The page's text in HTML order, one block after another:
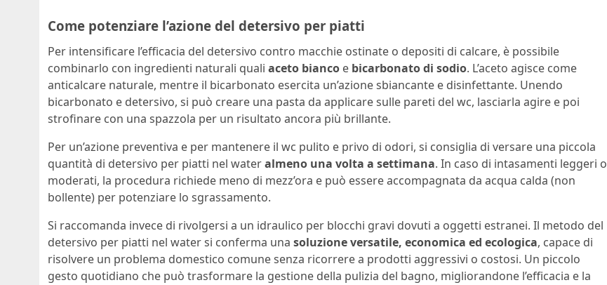
Come potenziare l’azione del detersivo per piatti
Per intensificare l’efficacia del detersivo contro macchie ostinate o depositi di calcare, è possibile
combinarlo con ingredienti naturali quali aceto bianco e bicarbonato di sodio. L’aceto agisce come
anticalcare naturale, mentre il bicarbonato esercita un’azione sbiancante e disinfettante. Unendo
bicarbonato e detersivo, si può creare una pasta da applicare sulle pareti del wc, lasciarla agire e poi
strofinare con una spazzola per un risultato ancora più brillante.
Per un’azione preventiva e per mantenere il wc pulito e privo di odori, si consiglia di versare una piccola
quantità di detersivo per piatti nel wateralmeno una volta a settimana. In caso di intasamenti leggeri o
moderati, la procedura richiede meno di mezz’ora e può essere accompagnata da acqua calda (non
bollente) per potenziare lo sgrassamento.
Si raccomanda invece di rivolgersi a un idraulico per blocchi gravi dovuti a oggetti estranei. Il metodo del
detersivo per piatti nel water si conferma una soluzione versatile, economica ed ecologica, capace di
risolvere un problema domestico comune senza ricorrere a prodotti aggressivi o costosi. Un piccolo
gesto quotidiano che può trasformare la gestione della pulizia del bagno, migliorandone l’efficacia e la